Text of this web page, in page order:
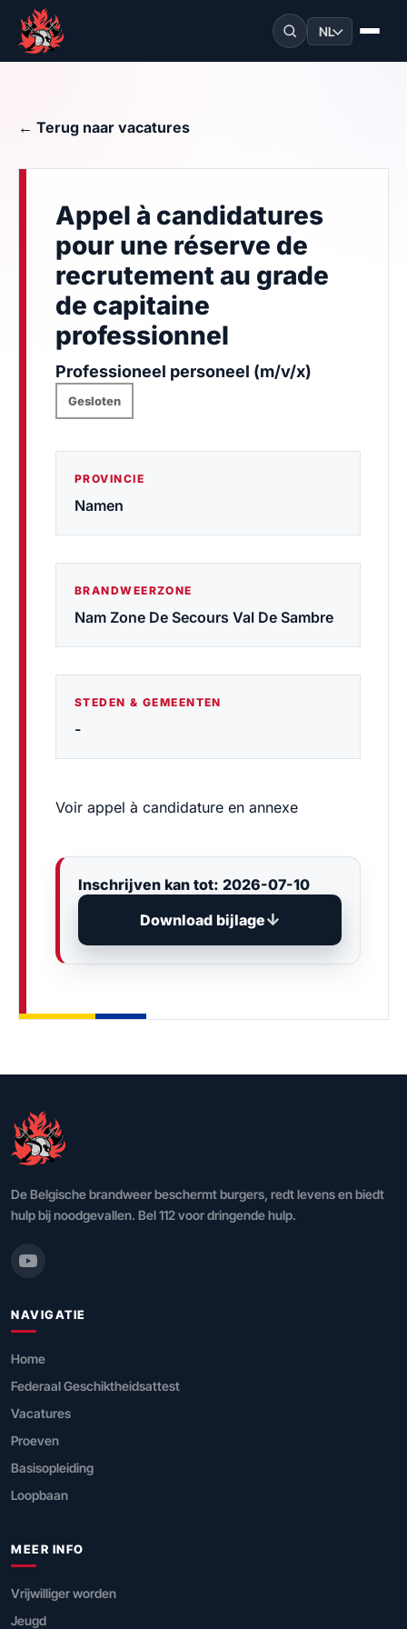
NL
← Terug naar vacatures
Appel à candidatures
pour une réserve de
recrutement au grade
de capitaine
professionnel
Professioneel personeel (m/v/x)
Gesloten
PROVINCIE
Namen
BRANDWEERZONE
Nam Zone De Secours Val De Sambre
STEDEN & GEMEENTEN
-
Voir appel à candidature en annexe
Inschrijven kan tot: 2026-07-10
Download bijlage
De Belgische brandweer beschermt burgers, redt levens en biedt
hulp bij noodgevallen. Bel 112 voor dringende hulp.
NAVIGATIE
Home
Federaal Geschiktheidsattest
Vacatures
Proeven
Basisopleiding
Loopbaan
MEER INFO
Vrijwilliger worden
Jeugd